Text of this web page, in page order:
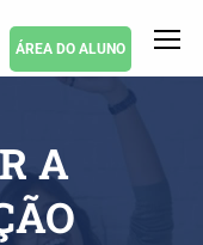
ÁREA DO ALUNO
A